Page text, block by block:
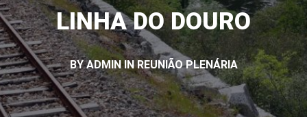
LINHA DO DOURO
BY ADMIN INREUNIÃO PLENÁRIA